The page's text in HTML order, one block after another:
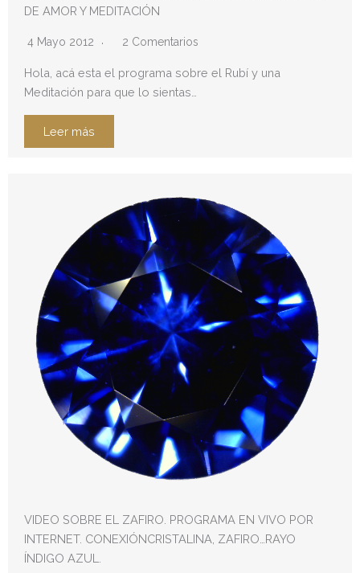
DE AMOR Y MEDITACIÓN
4 Mayo 2012 2 Comentarios
Hola, acá esta el programa sobre el Rubí y una
Meditación para que lo sientas…
Leer más
VIDEO SOBRE EL ZAFIRO. PROGRAMA EN VIVO POR
INTERNET. CONEXIÓNCRISTALINA, ZAFIRO…RAYO
ÍNDIGO AZUL.